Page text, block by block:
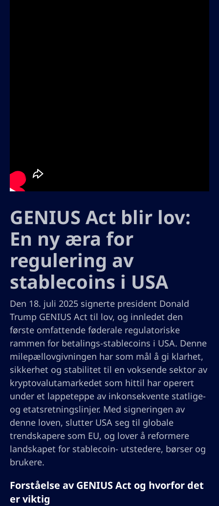
GENIUS Act blir lov:
En ny æra for
regulering av
stablecoins i USA
Den 18. juli 2025 signerte president Donald
Trump GENIUS Act til lov, og innledet den
første omfattende føderale regulatoriske
rammen for betalings-stablecoins i USA. Denne
milepællovgivningen har som mål å gi klarhet,
sikkerhet og stabilitet til en voksende sektor av
kryptovalutamarkedet som hittil har operert
under et lappeteppe av inkonsekvente statlige-
og etatsretningslinjer. Med signeringen av
denne loven, slutter USA seg til globale
trendskapere som EU, og lover å reformere
landskapet for stablecoin- utstedere, børser og
brukere.
Forståelse av GENIUS Act og hvorfor det
er viktig